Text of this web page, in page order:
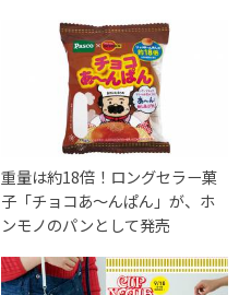
重量は約18倍！ロングセラー菓
子「チョコあ～んぱん」が、ホ
ンモノのパンとして発売